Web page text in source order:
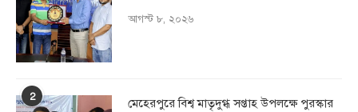
আগস্ট ৮, ২০২৬
2
মেহেরপুরে বিশ্ব মাতৃদুগ্ধ সপ্তাহ উপলক্ষে পুরস্কার